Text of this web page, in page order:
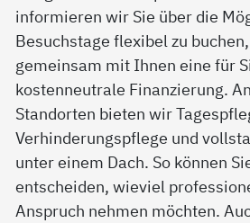
informieren wir Sie über die
Besuchstage flexibel zu
gemeinsam mit Ihnen eine für
kostenneutrale Finanzierung.
Standorten bieten wir
Verhinderungspflege und
unter einem Dach. So können
entscheiden, wieviel
Anspruch nehmen möchten.